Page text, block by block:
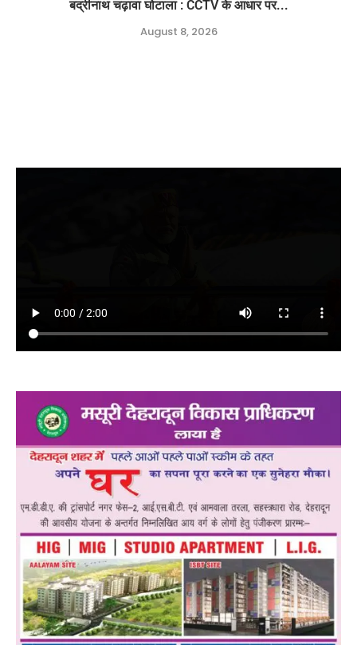
बद्रीनाथ चढ़ावा घोटाला : CCTV के आधार पर...
August 8, 2026